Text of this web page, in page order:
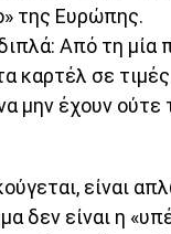
της Ευρώπης.
Από τη μία
καρτέλ σε
μην έχουν ούτε
είναι
δεν είναι η